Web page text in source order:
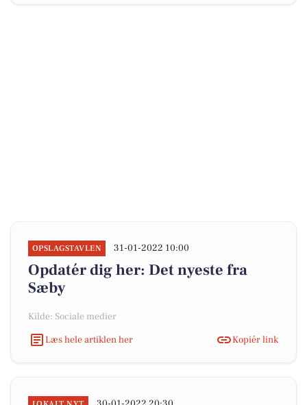
OPSLAGSTAVLEN 31-01-2022 10:00
Opdatér dig her: Det nyeste fra
Sæby
Kilde: Sociale medier
Læs hele artiklen her
Kopiér link